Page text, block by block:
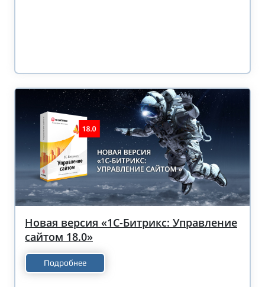
Новая версия «1С-Битрикс: Управление
сайтом 18.0»
Подробнее